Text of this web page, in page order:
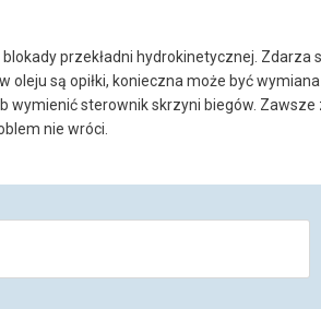
przekładni hydrokinetycznej. Zdarza
są opiłki, konieczna może być wymiana
sterownik skrzyni biegów. Zawsze
nie wróci.